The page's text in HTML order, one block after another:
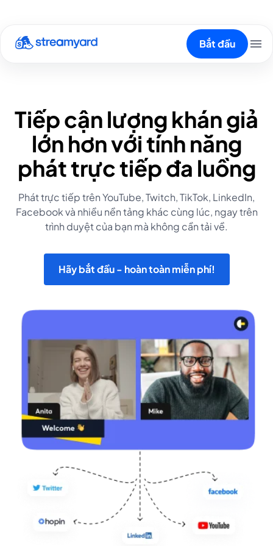
Bắt đầu
Tiếp cận lượng khán giả
lớn hơn với tính năng
phát trực tiếp đa luồng
Phát trực tiếp trên YouTube, Twitch, TikTok, LinkedIn,
Facebook và nhiều nền tảng khác cùng lúc, ngay trên
trình duyệt của bạn mà không cần tải về.
Hãy bắt đầu - hoàn toàn miễn phí!